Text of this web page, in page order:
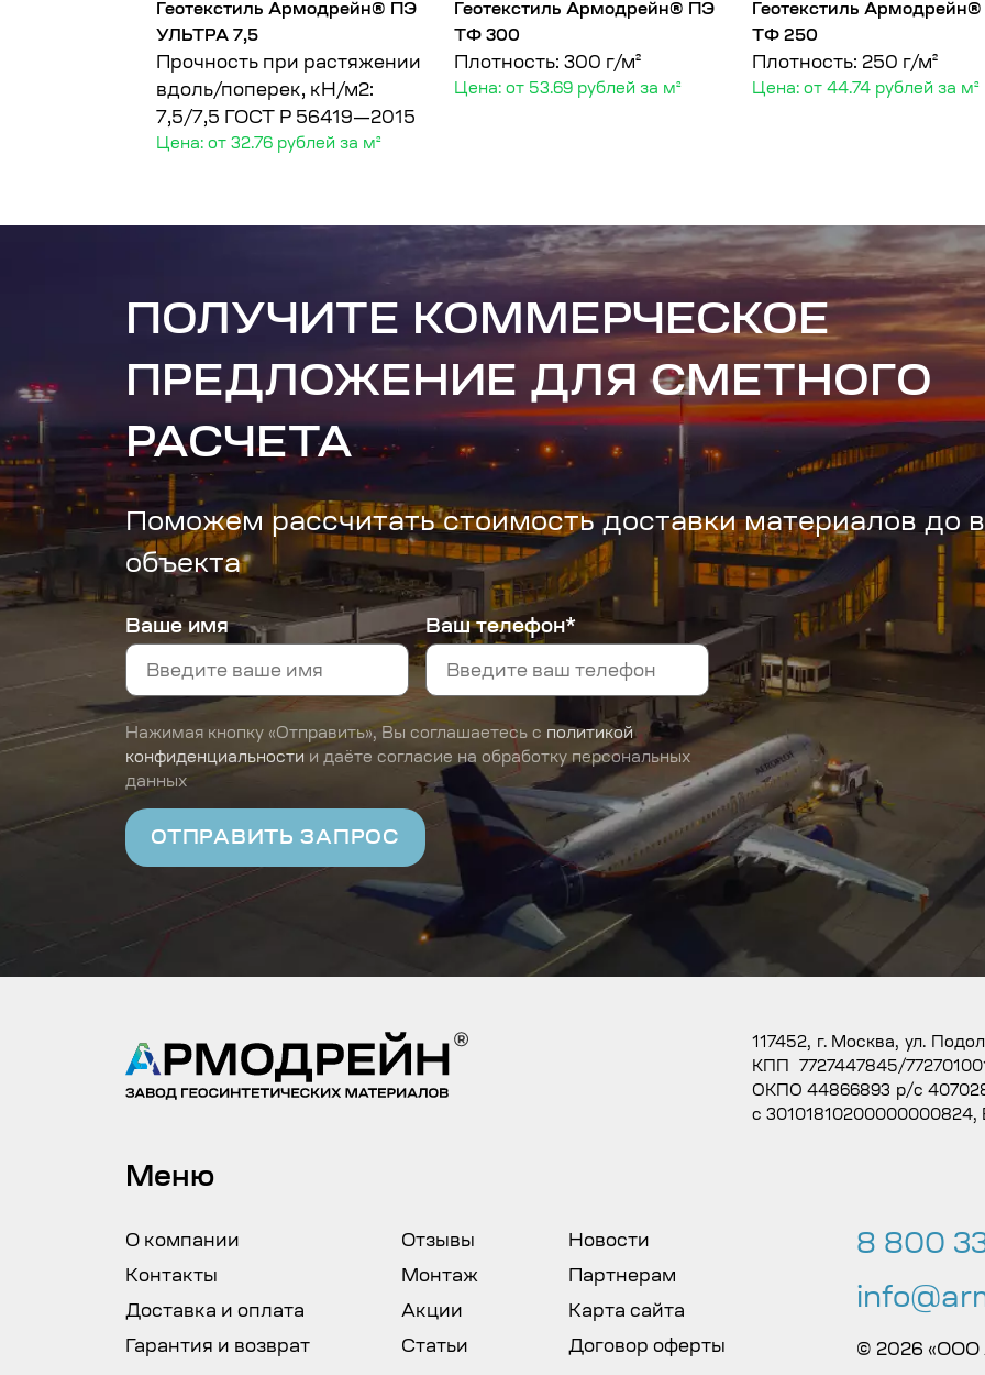
Геотекстиль Армодрейн® ПЭ
УЛЬТРА 7,5
Прочность при растяжении
вдоль/поперек, кН/м2:
7,5/7,5
ГОСТ Р 56419—2015
Цена: от 32.76 рублей за м²
Геотекстиль Армодрейн® ПЭ
ТФ 300
Плотность: 300 г/м²
Цена: от 53.69 рублей за м²
Геотекстиль
ТФ 250
Плотность: 250 г/м²
Цена: от 44.74 рублей за м²
ПОЛУЧИТЕ КОММЕРЧЕСКОЕ
ПРЕДЛОЖЕНИЕ ДЛЯ СМЕТНОГО
РАСЧЕТА
Поможем рассчитать стоимость доставки материалов до
объекта
Ваше имя Ваш телефон*
Нажимая кнопку «Отправить», Вы соглашаетесь с политикой
конфиденциальности и даёте согласие на обработку персональных
данных
Меню
117452, г. Москва, ул.
КПП 7727447845/
ОКПО 44866893 р/с
с
О компании
Контакты
Доставка и оплата
Гарантия и возврат
Отзывы
Монтаж
Акции
Статьи
Новости
Партнерам
Карта сайта
Договор оферты
8 800
© 2026 «ООО